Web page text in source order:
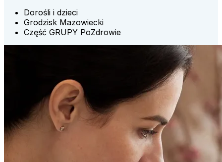
Dorośli i dzieci
Grodzisk Mazowiecki
Część GRUPY PoZdrowie